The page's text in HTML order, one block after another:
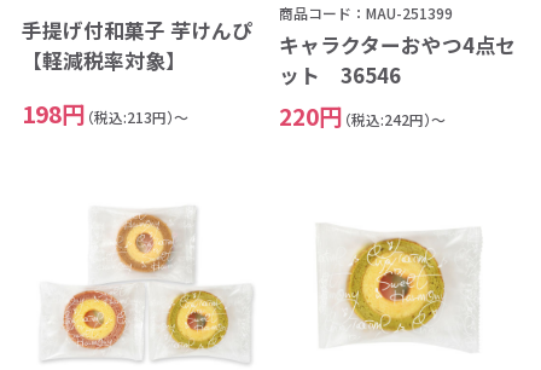
手提げ付和菓子 芋けんぴ
【軽減税率対象】
198円 （税込:213円）～
商品コード：MAU-251399
キャラクターおやつ4点セ
ット 36546
220円 （税込:242円）～